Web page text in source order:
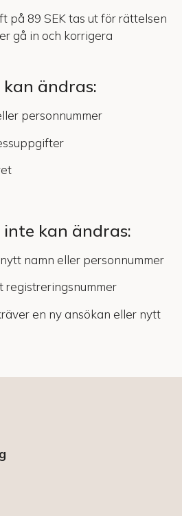
på 89 SEK tas ut för rättelsen
gå in och korrigera
ändras:
personnummer
kan ändras:
namn eller personnummer
registreringsnummer
en ny ansökan eller nytt